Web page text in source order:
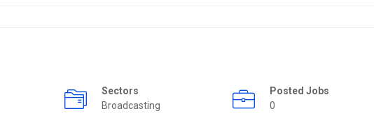
Sectors
Broadcasting
Posted Jobs
0